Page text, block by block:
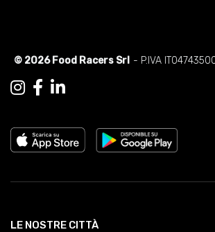
© 2026 Food Racers Srl - P.IVA
LE NOSTRE CITTÀ